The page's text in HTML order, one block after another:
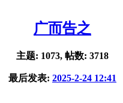
广而告之
主题: 1073, 帖数: 3718
最后发表: 2025-2-24 12:41